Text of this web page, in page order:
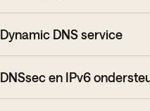
Dynamic DNS service
DNSsec en IPv6